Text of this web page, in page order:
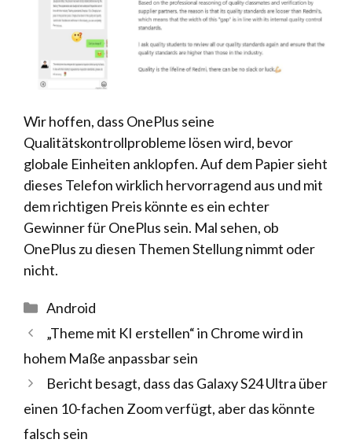
Wir hoffen, dass OnePlus seine
Qualitätskontrollprobleme lösen wird, bevor
globale Einheiten anklopfen. Auf dem Papier sieht
dieses Telefon wirklich hervorragend aus und mit
dem richtigen Preis könnte es ein echter
Gewinner für OnePlus sein. Mal sehen, ob
OnePlus zu diesen Themen Stellung nimmt oder
nicht.
Kategorien
Android
„Theme mit KI erstellen“ in Chrome wird in
hohem Maße anpassbar sein
Bericht besagt, dass das Galaxy S24 Ultra über
einen 10-fachen Zoom verfügt, aber das könnte
falsch sein